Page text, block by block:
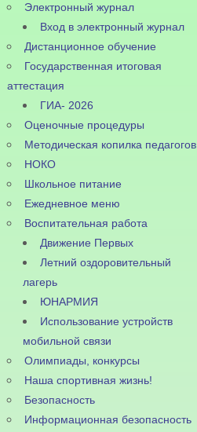
Электронный журнал
Вход в электронный журнал
Дистанционное обучение
Государственная итоговая
аттестация
ГИА- 2026
Оценочные процедуры
Методическая копилка педагогов
НОКО
Школьное питание
Ежедневное меню
Воспитательная работа
Движение Первых
Летний оздоровительный
лагерь
ЮНАРМИЯ
Использование устройств
мобильной связи
Олимпиады, конкурсы
Наша спортивная жизнь!
Безопасность
Информационная безопасность